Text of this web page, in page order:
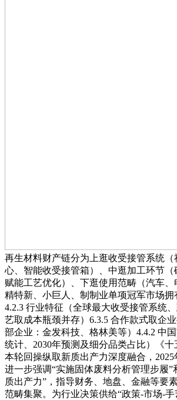
再生材料财产链分为上逛收受接管系统
心、智能收受接管箱）、中逛加工环节
赋能工艺优化）、下逛使用范畴（汽车
精特新、小巨人、制制业单项冠军市场拥
4.2.3 行业特征（全球最大收受接管系统
艺取成本瓶颈并存）6.3.5 合作款式取企
部企业：金发科技、格林美等）4.4.2 中
统计、2030年预测及细分品类占比）《
本轮回操纵取新质出产力深度融合，
进一步强调“实施固体废料分析管理步履”
质出产力”，指导财务、地盘、金融等要
范畴集聚。为行业决策供给“政策-市场-